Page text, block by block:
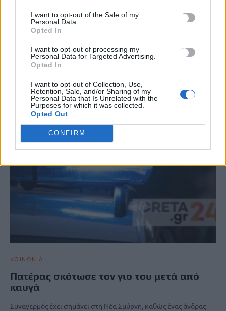
I want to opt-out of the Sale of my
Personal Data.
Opted In
I want to opt-out of processing my
Personal Data for Targeted Advertising.
Opted In
I want to opt-out of Collection, Use,
Retention, Sale, and/or Sharing of my
Personal Data that Is Unrelated with the
Purposes for which it was collected.
Opted Out
CONFIRM
ΣΧΕΤΙΚΆ ΆΡΘΡΑ
ΚΟΙΝΩΝΙΑ
Πατέρας σκότωσε τον γιο του μετά από
καυγά
Συναγερμός έχει σημάνει στη Νέα Σμύρνη, καθώς ένας άνδρας